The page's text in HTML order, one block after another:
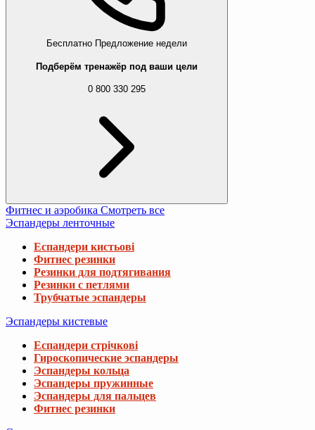
Бесплатно Предложение недели
Подберём тренажёр под ваши цели
0 800 330 295
Фитнес и аэробика Смотреть все
Эспандеры ленточные
Еспандери кистьові
Фитнес резинки
Резинки для подтягивания
Резинки с петлями
Трубчатые эспандеры
Эспандеры кистевые
Еспандери стрічкові
Гироскопические эспандеры
Эспандеры кольца
Эспандеры пружинные
Эспандеры для пальцев
Фитнес резинки